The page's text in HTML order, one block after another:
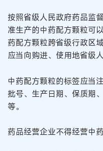
按照省级人民政府药品监
准生产的中药配方颗粒可
药配方颗粒跨省级行政区
应当向购进、使用地省级
中药配方颗粒的标签应当
批号、生产日期、保质期
等。
药品经营企业不得经营中